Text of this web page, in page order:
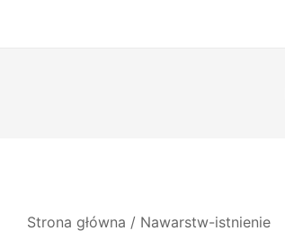
Strona główna / Nawarstw-istnienie